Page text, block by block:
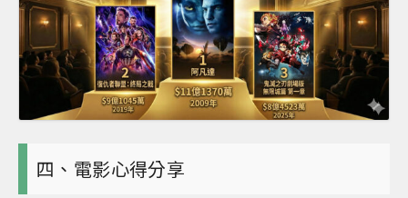
四、電影心得分享